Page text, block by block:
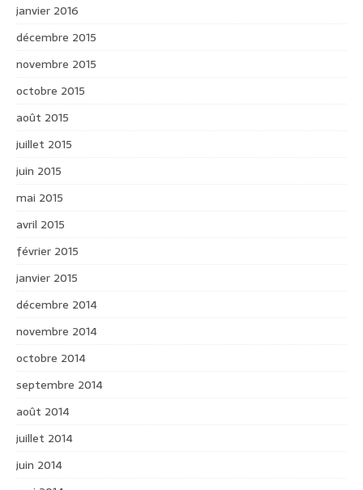
janvier 2016
décembre 2015
novembre 2015
octobre 2015
août 2015
juillet 2015
juin 2015
mai 2015
avril 2015
février 2015
janvier 2015
décembre 2014
novembre 2014
octobre 2014
septembre 2014
août 2014
juillet 2014
juin 2014